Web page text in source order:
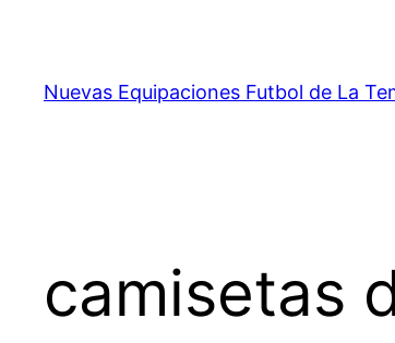
contenido
Nuevas Equipaciones Futbol de La
camisetas